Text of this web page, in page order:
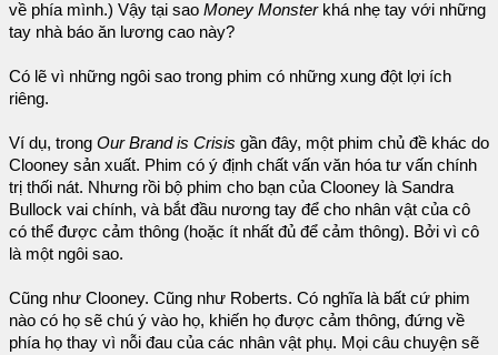
về phía mình.) Vậy tại sao Money Monsterkhá nhẹ tay với những
tay nhà báo ăn lương cao này?
Có lẽ vì những ngôi sao trong phim có những xung đột lợi ích
riêng.
Ví dụ, trong Our Brand is Crisis gần đây, một phim chủ đề khác do
Clooney sản xuất. Phim có ý định chất vấn văn hóa tư vấn chính
trị thối nát. Nhưng rồi bộ phim cho bạn của Clooney là Sandra
Bullock vai chính, và bắt đầu nương tay để cho nhân vật của cô
có thể được cảm thông (hoặc ít nhất đủ để cảm thông). Bởi vì cô
là một ngôi sao.
Cũng như Clooney. Cũng như Roberts. Có nghĩa là bất cứ phim
nào có họ sẽ chú ý vào họ, khiến họ được cảm thông, đứng về
phía họ thay vì nỗi đau của các nhân vật phụ. Mọi câu chuyện sẽ